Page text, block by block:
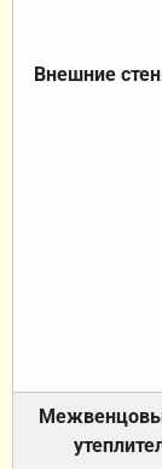
Внешние